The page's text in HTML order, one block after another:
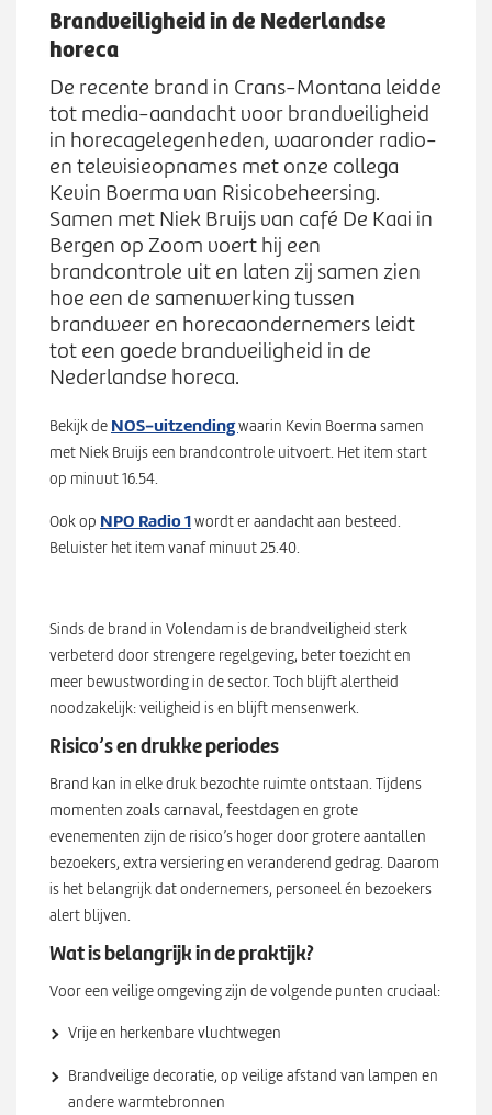
n
S
m
e
n
u
Zoeken
Z
o
e
k
e
n
Brandveiligheid in de Nederlandse
horeca
De recente brand in Crans-Montana leidde
tot media-aandacht voor brandveiligheid
in horecagelegenheden, waaronder radio-
en televisieopnames met onze collega
Kevin Boerma van Risicobeheersing.
Samen met Niek Bruijs van café De Kaai in
Bergen op Zoom voert hij een
brandcontrole uit en laten zij samen zien
hoe een de samenwerking tussen
brandweer en horecaondernemers leidt
tot een goede brandveiligheid in de
Nederlandse horeca.
Bekijk de NOS‑uitzendingwaarin Kevin Boerma samen
met Niek Bruijs een brandcontrole uitvoert. Het item start
op minuut 16.54.
Ook op NPO Radio 1wordt er aandacht aan besteed.
Beluister het item vanaf minuut 25.40.
Sinds de brand in Volendam is de brandveiligheid sterk
verbeterd door strengere regelgeving, beter toezicht en
meer bewustwording in de sector. Toch blijft alertheid
noodzakelijk: veiligheid is en blijft mensenwerk.
Risico’s en drukke periodes
Brand kan in elke druk bezochte ruimte ontstaan. Tijdens
momenten zoals carnaval, feestdagen en grote
evenementen zijn de risico’s hoger door grotere aantallen
bezoekers, extra versiering en veranderend gedrag. Daarom
is het belangrijk dat ondernemers, personeel én bezoekers
alert blijven.
Wat is belangrijk in de praktijk?
Voor een veilige omgeving zijn de volgende punten cruciaal:
Vrije en herkenbare vluchtwegen
Brandveilige decoratie, op veilige afstand van lampen en
andere warmtebronnen